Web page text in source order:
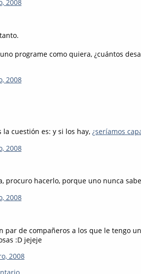
2008
programe como quiera, ¿cuántos
2008
la cuestión es: y si los hay, ¿seríamos
2008
procuro hacerlo, porque uno nunca
2008
par de compañeros a los que le tengo
:D jejeje
2008